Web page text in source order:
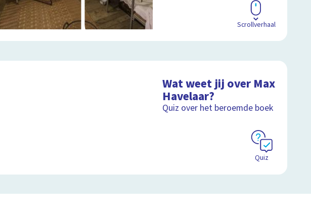
Scrollverhaal
Wat weet jij over Max
Havelaar?
Quiz over het beroemde boek
Quiz